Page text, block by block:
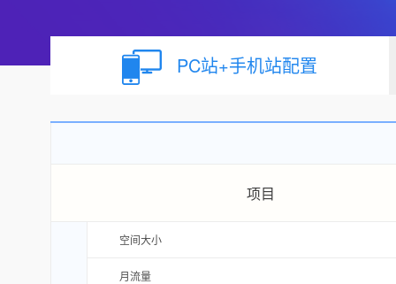
PC站+手机站配置
项目
空间大小
月流量